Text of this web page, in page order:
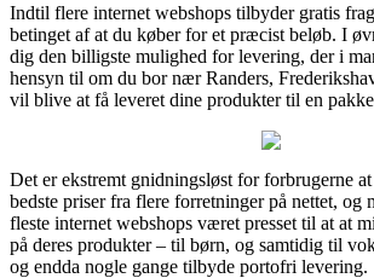
Indtil flere internet webshops tilbyder gratis
betinget af at du køber for et præcist beløb. I
dig den billigste mulighed for levering, der i
hensyn til om du bor nær Randers,
vil blive at få leveret dine produkter til en
Det er ekstremt gnidningsløst for forbrugerne
bedste priser fra flere forretninger på nettet, og
fleste internet webshops været presset til at at
på deres produkter – til børn, og samtidig til
og endda nogle gange tilbyde portofri levering.